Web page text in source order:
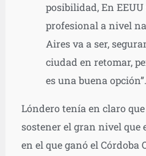
posibilidad, En
profesional a nivel
Aires va a ser,
ciudad en retomar,
es una buena opción”.
Lóndero tenía en claro
sostener el gran nivel que
en el que ganó el Córdoba